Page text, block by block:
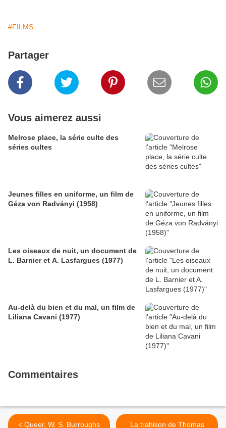
#FILMS
Partager
Vous aimerez aussi
Melrose place, la série culte des
séries cultes
Jeunes filles en uniforme, un film de
Géza von Radványi (1958)
Les oiseaux de nuit, un document de
L. Barnier et A. Lasfargues (1977)
Au-delà du bien et du mal, un film de
Liliana Cavani (1977)
Commentaires
< Queer, W. S. Burroughs La trahison de Thomas